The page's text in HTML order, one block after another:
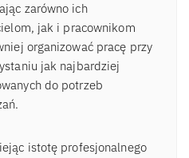
zarówno ich
jak i pracownikom
organizować pracę przy
jak najbardziej
do potrzeb
istotę profesjonalnego